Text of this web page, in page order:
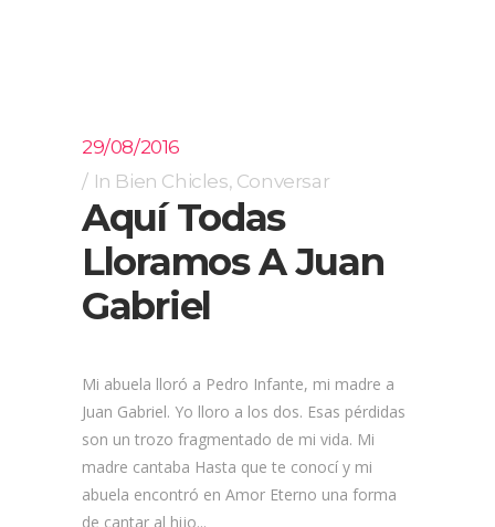
29/08/2016
In Bien Chicles, Conversar
Aquí Todas
Lloramos A Juan
Gabriel
Mi abuela lloró a Pedro Infante, mi madre a
Juan Gabriel. Yo lloro a los dos. Esas pérdidas
son un trozo fragmentado de mi vida. Mi
madre cantaba Hasta que te conocí y mi
abuela encontró en Amor Eterno una forma
de cantar al hijo...